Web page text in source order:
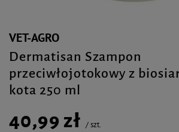
VET-AGRO
Dermatisan Szampon
przeciwłojotokowy z
kota 250 ml
40,99 zł /szt.